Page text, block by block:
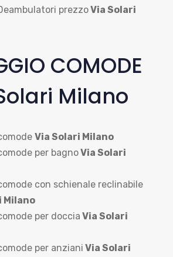
prezzoVia Solari
COMODE
Milano
Via Solari Milano
per bagnoVia Solari
con schienale reclinabile
Milano
per doccia Via Solari
per anziani Via Solari